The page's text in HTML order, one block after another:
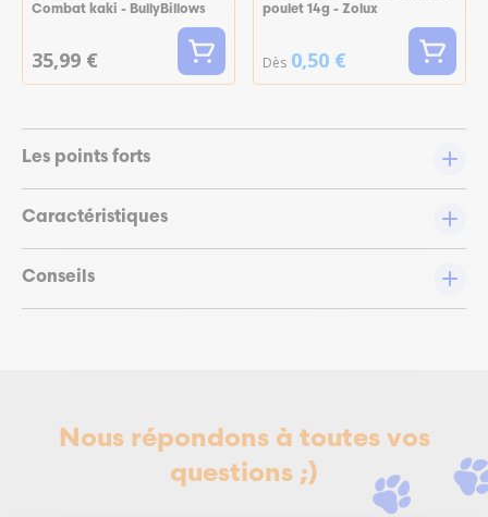
Combat kaki - BullyBillows
35,99 €
poulet 14g - Zolux
Dès 0,50 €
Les points forts
Caractéristiques
Conseils
Nous répondons à toutes vos
questions ;)